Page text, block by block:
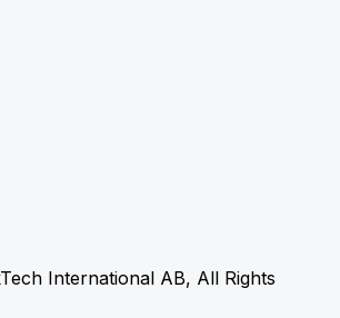
International AB, All Rights